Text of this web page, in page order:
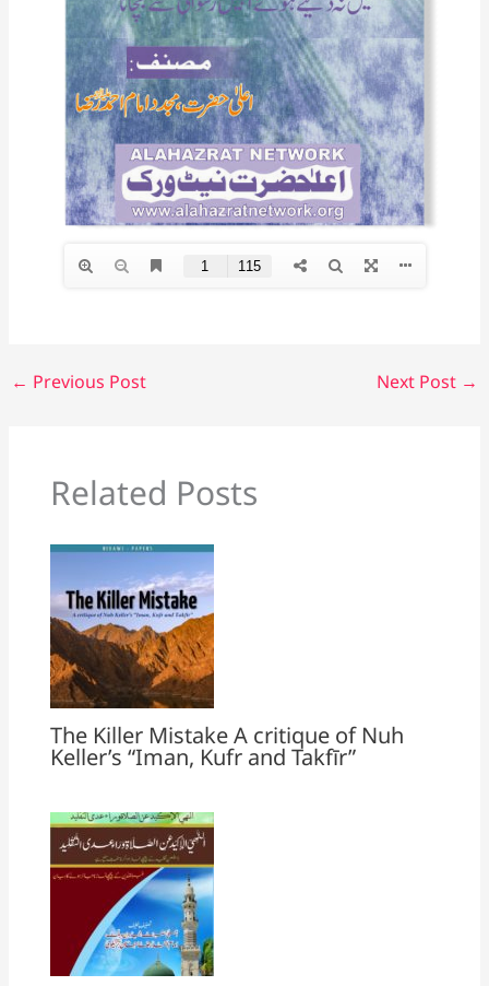
← Previous Post Next Post →
Related Posts
The Killer Mistake A critique of Nuh
Keller’s “Iman, Kufr and Takfīr”